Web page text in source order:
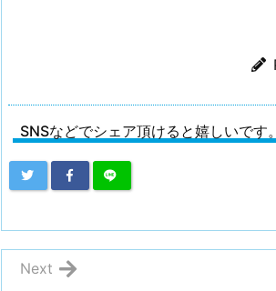
SNSなどでシェア頂けると嬉しいです。
Next